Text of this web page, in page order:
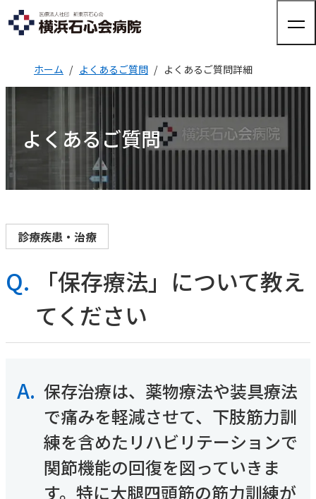
〒230-0062 横浜市鶴見区豊岡町21-1
TEL：045-581-1417（代表）
交通アクセスはこちら
来院される方へ
来院される方へTOP
外来のご案内
入院のご案内
人間ドック
健康診断
交通アクセス
診療科・部門紹介
整形外科
関節外科
（完全内視鏡下手術）センター
股関節外来
内科
乳腺外科
内視鏡検査
麻酔科
睡眠時無呼吸症候群
（SAS）外来
リハビリテーション科
病院について
院長ご挨拶
SDGsへの取り組み
採用情報
採用情報TOP
医師採用
事務職その他採用
よくあるご質問
お知らせ
医療関係者の方へ
厚生労働省大臣が定める掲示事項
患者さんの権利と義務
取材・撮影ご希望の方へ
ホーム よくあるご質問 よくあるご質問詳細
よくあるご質問
診療疾患・治療
Q.
「保存療法」について教え
てください
A. 保存治療は、薬物療法や装具療法
で痛みを軽減させて、下肢筋力訓
練を含めたリハビリテーションで
関節機能の回復を図っていきま
す。特に大腿四頭筋の筋力訓練が